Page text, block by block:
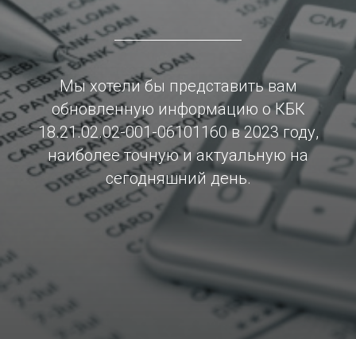
Мы хотели бы представить вам
обновленную информацию о КБК
18.21.02.02-001-06101160 в 2023 году,
наиболее точную и актуальную на
сегодняшний день.